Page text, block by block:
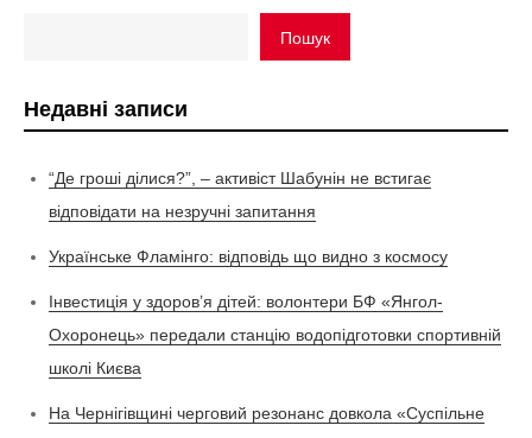
Пошук
Недавні записи
“Де гроші ділися?”, – активіст Шабунін не встигає
відповідати на незручні запитання
Українське Фламінго: відповідь що видно з космосу
Інвестиція у здоров’я дітей: волонтери БФ «Янгол-
Охоронець» передали станцію водопідготовки спортивній
школі Києва
На Чернігівщині черговий резонанс довкола «Суспільне